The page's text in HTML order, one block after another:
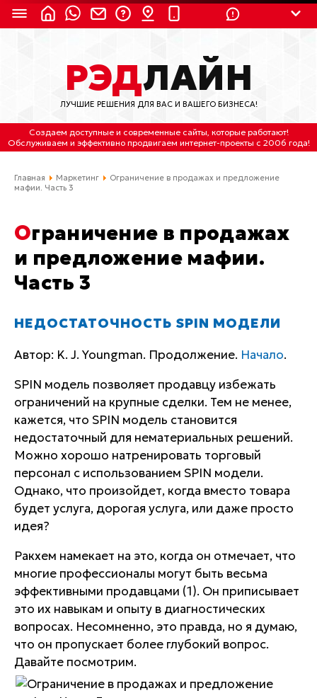
8 (800) 550-9899 (с 2:30 до 11:30 по
Мск)
Бесплатно по России
(4212) 658-653
(4212) 637-673
Отдельный вход \ Левый торец здания
Пн-пт. с 9:30 до 18:30 (по Хбк)
РЭДЛАЙН
ЛУЧШИЕ РЕШЕНИЯ ДЛЯ ВАС И ВАШЕГО БИЗНЕСА!
Создаем доступные и современные сайты, которые работают!
Обслуживаем и эффективно продвигаем интернет-проекты с 2006 года!
Главная Маркетинг
Ограничение в продажах и предложение
мафии. Часть 3
Ограничение в продажах
и предложение мафии.
Часть 3
НЕДОСТАТОЧНОСТЬ SPIN МОДЕЛИ
Автор: K. J. Youngman. Продолжение. Начало.
SPIN модель позволяет продавцу избежать
ограничений на крупные сделки. Тем не менее,
кажется, что SPIN модель становится
недостаточный для нематериальных решений.
Можно хорошо натренировать торговый
персонал с использованием SPIN модели.
Однако, что произойдет, когда вместо товара
будет услуга, дорогая услуга, или даже просто
идея?
Ракхем намекает на это, когда он отмечает, что
многие профессионалы могут быть весьма
эффективными продавцами (1). Он приписывает
это их навыкам и опыту в диагностических
вопросах. Несомненно, это правда, но я думаю,
что он пропускает более глубокий вопрос.
Давайте посмотрим.